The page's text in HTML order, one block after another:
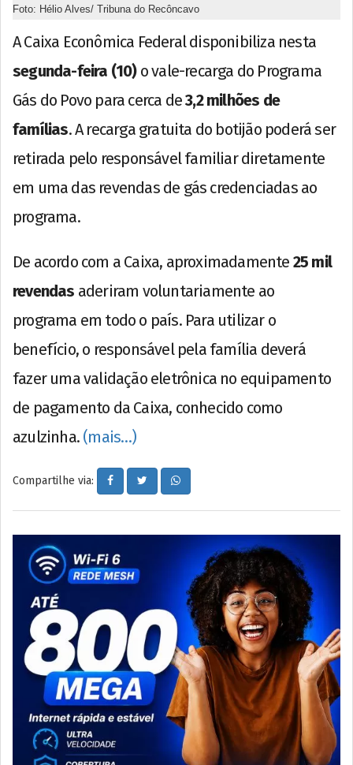
Foto: Hélio Alves/ Tribuna do Recôncavo
A Caixa Econômica Federal disponibiliza nesta
segunda-feira (10)o vale-recarga do Programa
Gás do Povo para cerca de3,2 milhões de
famílias. A recarga gratuita do botijão poderá ser
retirada pelo responsável familiar diretamente
em uma das revendas de gás credenciadas ao
programa.
De acordo com a Caixa, aproximadamente 25 mil
revendas aderiram voluntariamente ao
programa em todo o país. Para utilizar o
benefício, o responsável pela família deverá
fazer uma validação eletrônica no equipamento
de pagamento da Caixa, conhecido como
azulzinha. (mais…)
Compartilhe via: